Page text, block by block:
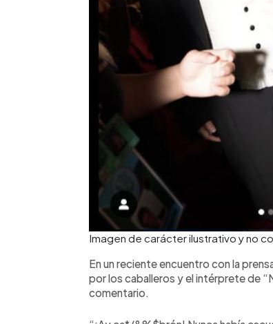
Imagen de carácter ilustrativo y no
En un reciente encuentro con la
por los caballeros y el intérprete de
comentario.